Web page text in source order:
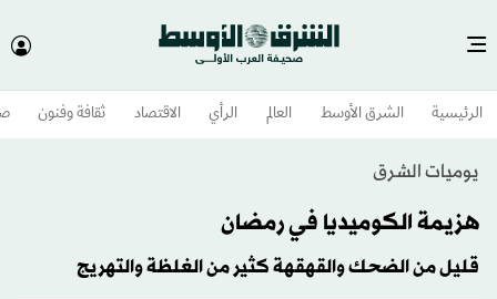
الرئيسية الشرق الأوسط​ العالم الرأي الاقتصاد ثقافة وفنون
يوميات الشرق
هزيمة الكوميديا في رمضان
قليل من الضحك والقهقهة كثير من الغلظة والتهريج